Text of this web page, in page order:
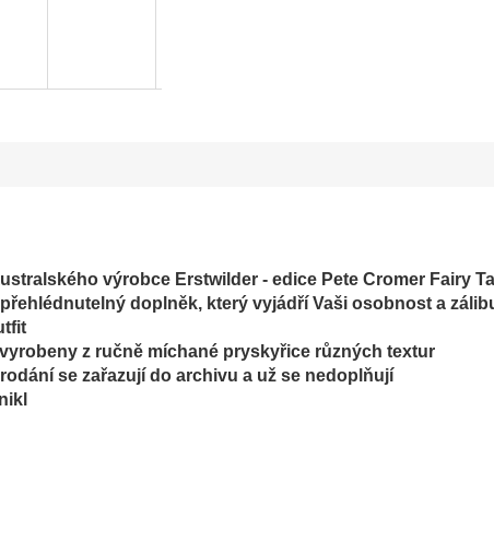
výrobce Erstwilder - edice Pete Cromer Fairy
doplněk, který vyjádří Vaši osobnost a
z ručně míchané pryskyřice různých textur
se zařazují do archivu a už se nedoplňují